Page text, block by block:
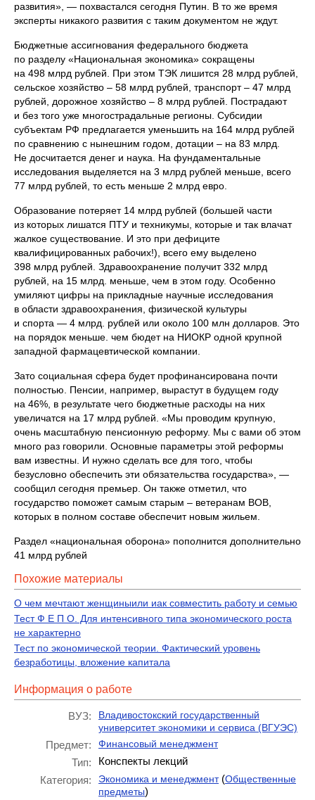
развития», — похвастался сегодня Путин. В то же время
эксперты никакого развития с таким документом не ждут.
Бюджетные ассигнования федерального бюджета
по разделу «Национальная экономика» сокращены
на 498 млрд рублей. При этом ТЭК лишится 28 млрд рублей,
сельское хозяйство – 58 млрд рублей, транспорт – 47 млрд
рублей, дорожное хозяйство – 8 млрд рублей. Пострадают
и без того уже многострадальные регионы. Субсидии
субъектам РФ предлагается уменьшить на 164 млрд рублей
по сравнению с нынешним годом, дотации – на 83 млрд.
Не досчитается денег и наука. На фундаментальные
исследования выделяется на 3 млрд рублей меньше, всего
77 млрд рублей, то есть меньше 2 млрд евро.
Образование потеряет 14 млрд рублей (большей части
из которых лишатся ПТУ и техникумы, которые и так влачат
жалкое существование. И это при дефиците
квалифицированных рабочих!), всего ему выделено
398 млрд рублей. Здравоохранение получит 332 млрд
рублей, на 15 млрд. меньше, чем в этом году. Особенно
умиляют цифры на прикладные научные исследования
в области здравоохранения, физической культуры
и спорта — 4 млрд. рублей или около 100 млн долларов. Это
на порядок меньше. чем бюдет на НИОКР одной крупной
западной фармацевтической компании.
Зато социальная сфера будет профинансирована почти
полностью. Пенсии, например, вырастут в будущем году
на 46%, в результате чего бюджетные расходы на них
увеличатся на 17 млрд рублей. «Мы проводим крупную,
очень масштабную пенсионную реформу. Мы с вами об этом
много раз говорили. Основные параметры этой реформы
вам известны. И нужно сделать все для того, чтобы
безусловно обеспечить эти обязательства государства», —
сообщил сегодня премьер. Он также отметил, что
государство поможет самым старым – ветеранам ВОВ,
которых в полном составе обеспечит новым жильем.
Раздел «национальная оборона» пополнится дополнительно
41 млрд рублей
Похожие материалы
О чем мечтают женщиныили иак совместить работу и семью
Тест Ф Е П О. Для интенсивного типа экономического роста
не характерно
Тест по экономической теории. Фактический уровень
безработицы, вложение капитала
Информация о работе
ВУЗ:
Владивостокский государственный
университет экономики и сервиса (ВГУЭС)
Предмет: Финансовый менеджмент
Тип:
Конспекты лекций
Категория:
Экономика и менеджмент(Общественные
предметы)